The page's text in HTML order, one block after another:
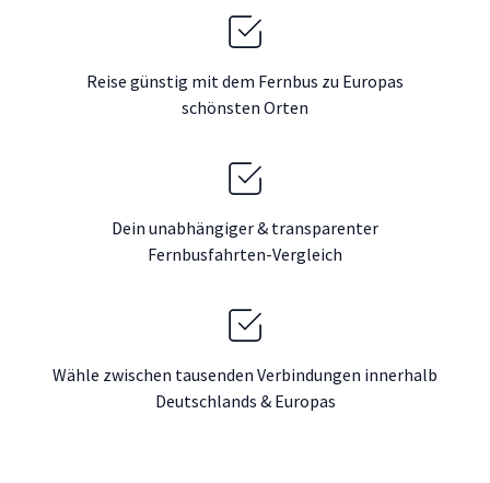
Reise günstig mit dem Fernbus zu Europas
schönsten Orten
Dein unabhängiger & transparenter
Fernbusfahrten-Vergleich
Wähle zwischen tausenden Verbindungen innerhalb
Deutschlands & Europas